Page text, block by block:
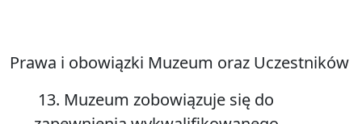
Prawa i obowiązki Muzeum oraz Uczestników
13. Muzeum zobowiązuje się do